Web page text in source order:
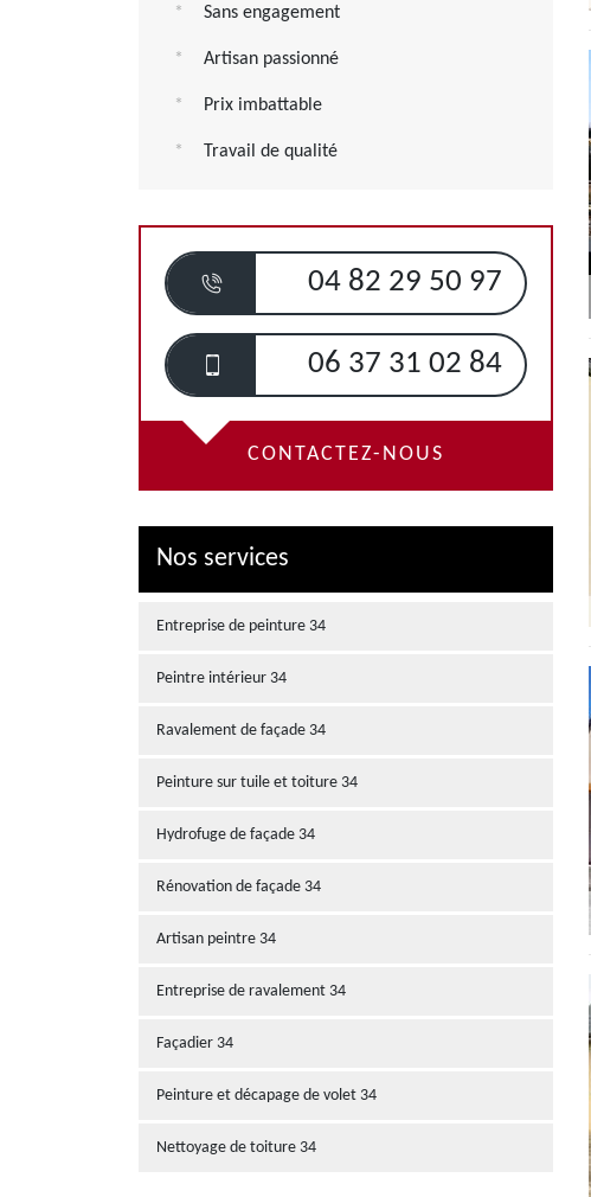
Sans engagement
Artisan passionné
Prix imbattable
Travail de qualité
04 82 29 50 97
06 37 31 02 84
CONTACTEZ-NOUS
Nos services
Entreprise de peinture 34
Peintre intérieur 34
Ravalement de façade 34
Peinture sur tuile et toiture 34
Hydrofuge de façade 34
Rénovation de façade 34
Artisan peintre 34
Entreprise de ravalement 34
Façadier 34
Peinture et décapage de volet 34
Nettoyage de toiture 34